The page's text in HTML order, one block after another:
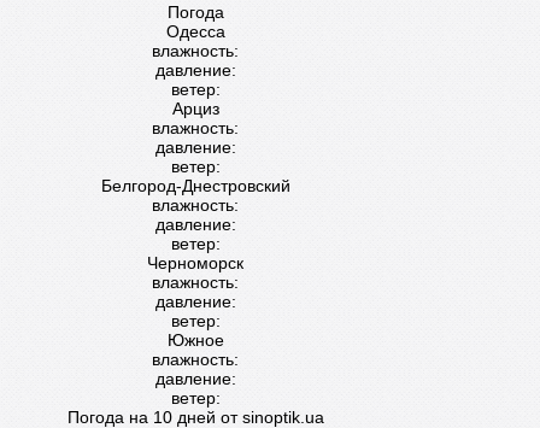
Погода
Одесса
влажность:
давление:
ветер:
Арциз
влажность:
давление:
ветер:
Белгород-Днестровский
влажность:
давление:
ветер:
Черноморск
влажность:
давление:
ветер:
Южное
влажность:
давление:
ветер:
Погода на 10 дней отsinoptik.ua